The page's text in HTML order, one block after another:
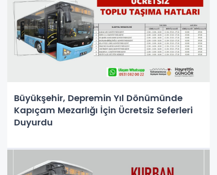
Büyükşehir, Depremin Yıl Dönümünde
Kapıçam Mezarlığı İçin Ücretsiz Seferleri
Duyurdu